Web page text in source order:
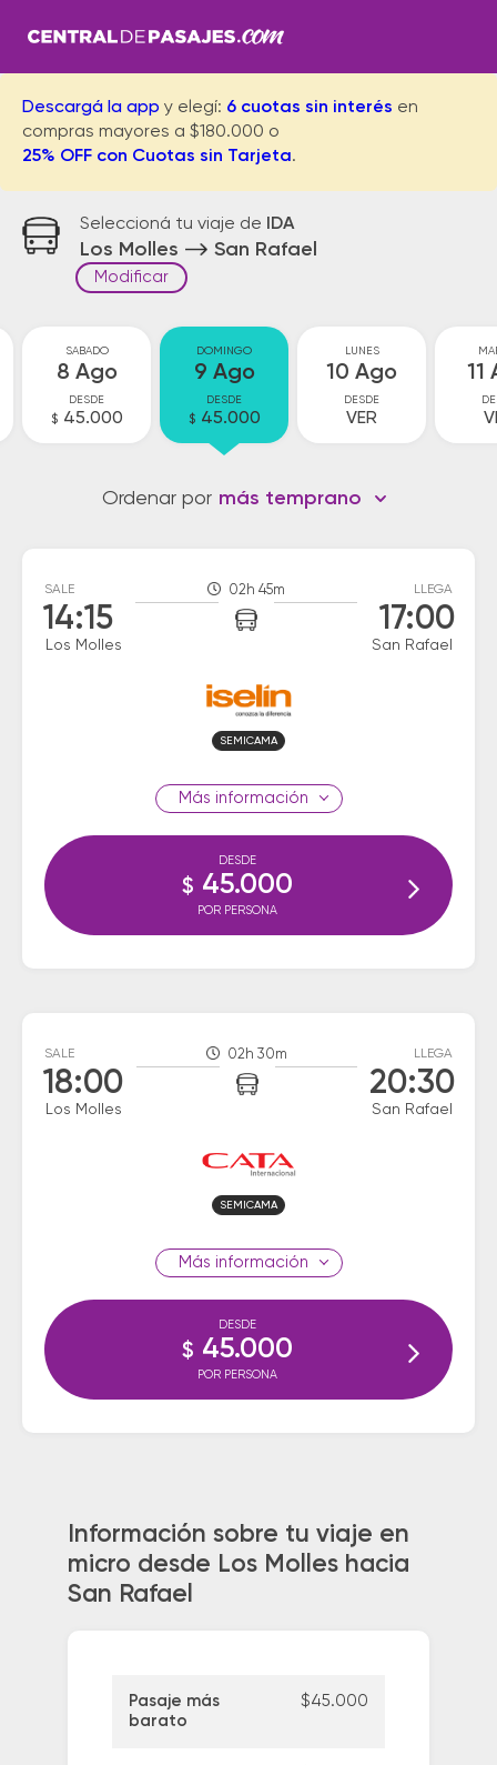
Descargá la app y elegí: 6 cuotas sin interés en
compras mayores a $180.000 o
25% OFF con Cuotas sin Tarjeta.
Seleccioná tu viaje de IDA
Los Molles San Rafael
Modificar
SABADO
8 Ago
DESDE
$ 45.000
DOMINGO
9 Ago
DESDE
$ 45.000
LUNES
10 Ago
DESDE
VER
11
Ordenar por más temprano
SALE
14:15
Los Molles
02h 45m LLEGA
17:00
San Rafael
SEMICAMA
información
DESDE
$ 45.000
POR PERSONA
SALE
18:00
Los Molles
02h 30m LLEGA
20:30
San Rafael
SEMICAMA
información
DESDE
$ 45.000
POR PERSONA
Información sobre tu viaje en
micro desde Los Molles hacia
San Rafael
Pasaje más
barato
$45.000